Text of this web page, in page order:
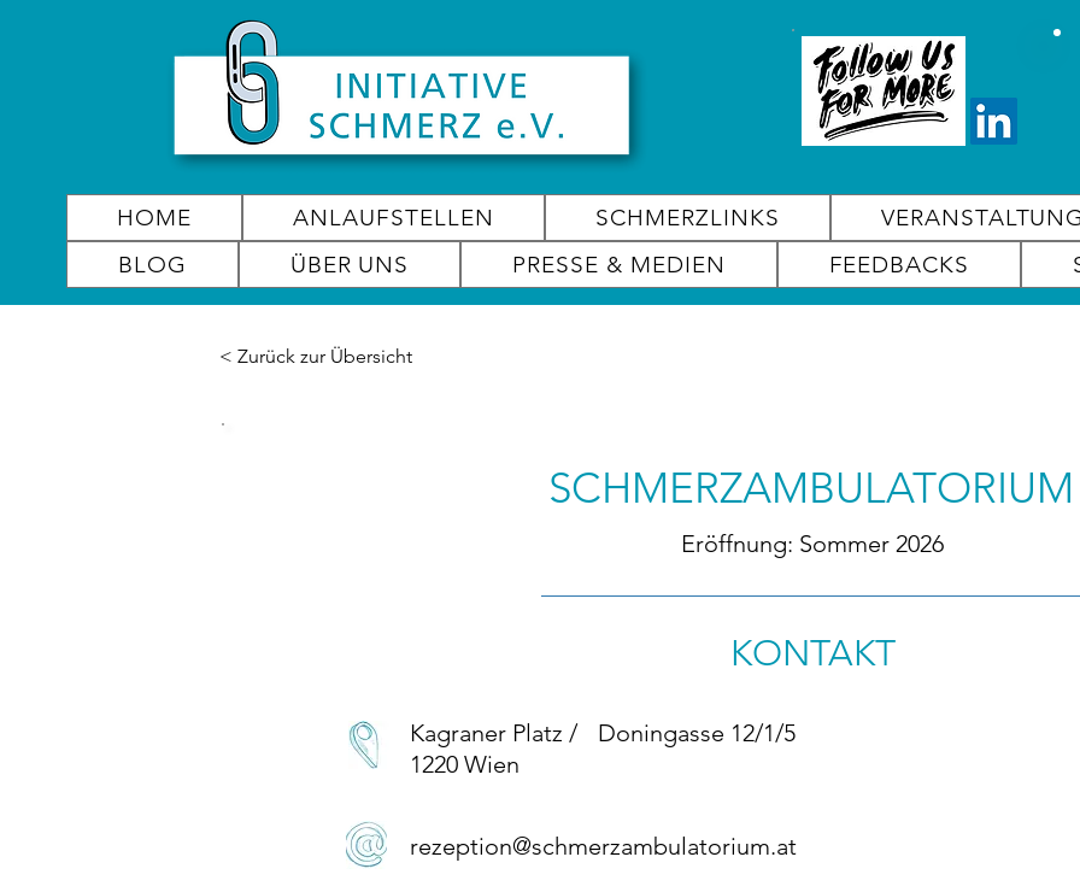
HOME ANLAUFSTELLEN SCHMERZLINKS
BLOG
ÜBER UNS PRESSE & MEDIEN FEEDBACKS
< Zurück zur Übersicht
SCHMERZAMBULATORIUM
Eröffnung: Sommer 2026
KONTAKT
Kagraner Platz / Doningasse 12/1/5
1220 Wien
rezeption@schmerzambulatorium.at